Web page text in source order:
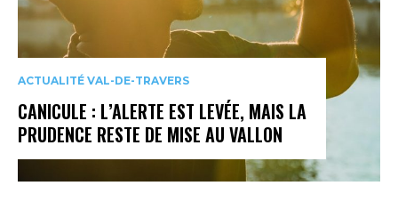
ACTUALITÉ VAL-DE-TRAVERS
CANICULE : L’ALERTE EST LEVÉE, MAIS LA
PRUDENCE RESTE DE MISE AU VALLON